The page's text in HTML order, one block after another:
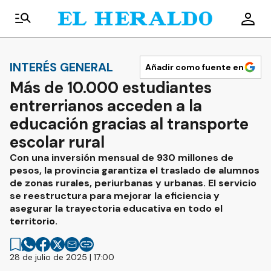
INTERÉS GENERAL Añadir como fuente en
Más de 10.000 estudiantes
entrerrianos acceden a la
educación gracias al transporte
escolar rural
Con una inversión mensual de 930 millones de
pesos, la provincia garantiza el traslado de alumnos
de zonas rurales, periurbanas y urbanas. El servicio
se reestructura para mejorar la eficiencia y
asegurar la trayectoria educativa en todo el
territorio.
28 de julio de 2025 | 17:00